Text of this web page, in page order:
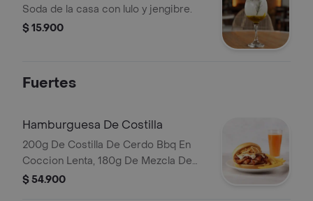
Soda de la casa con lulo y jengibre.
$ 15.900
Fuertes
Hamburguesa De Costilla
200g De Costilla De Cerdo Bbq En
Coccion Lenta, 180g De Mezcla De
Carne Premium, Sour Cream Picoso Y
$ 54.900